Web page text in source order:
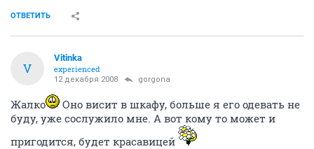
ОТВЕТИТЬ
V
Vitinka
experienced
12 декабря 2008 gorgona
Жалко
Оно висит в шкафу, больше я его одевать не
буду, уже сослужило мне. А вот кому то может и
пригодится, будет красавицей